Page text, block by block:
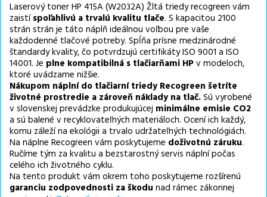
Laserový toner HP 415A (W2032A) Žltá triedy recogreen vám
zaistíspoľahlivú a trvalú kvalitu tlače. S kapacitou 2100
strán strán je táto náplň ideálnou voľbou pre vaše
každodenné tlačové potreby. Spĺňa prísne medzinárodné
štandardy kvality, čo potvrdzujú certifikáty ISO 9001 a ISO
14001. Je plne kompatibilná s tlačiarňami HPv modeloch,
ktoré uvádzame nižšie.
Nákupom náplní do tlačiarní triedy Recogreen šetríte
životné prostredie a zároveň náklady na tlač.Sú vyrobené
v slovenskej prevádzke produkujúcej minimálne emisie CO2
a sú balené v recyklovateľných materiáloch. Ocení ich každý,
komu záleží na ekológii a trvalo udržateľných technológiách.
Na náplne Recogreen vám poskytujeme doživotnú záruku.
Ručíme tým za kvalitu a bezstarostný servis náplní počas
celého ich životného cyklu.
Na tento produkt vám okrem toho poskytujeme rozšírenú
garanciu zodpovednosti za škodu nad rámec zákonnej